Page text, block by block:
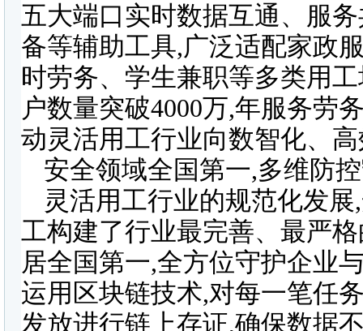
五大端口实时数据互通、服
备等辅助工具,广泛适配家政
时劳务、学生兼职等多类用
户数量突破4000万,年服务劳
动灵活用工行业向数智化、
安全领域全国第一,多维防
灵活用工行业的规范化发
工构建了行业最完善、最严
居全国第一,全方位守护企业
运用区块链技术,对每一笔任
发放进行链上存证,确保数据